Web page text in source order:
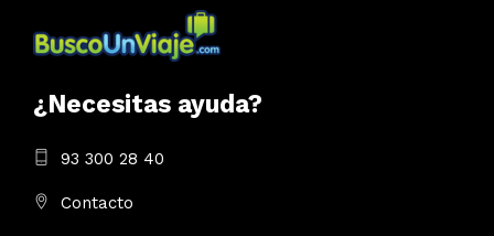
¿Necesitas ayuda?
93 300 28 40
Contacto